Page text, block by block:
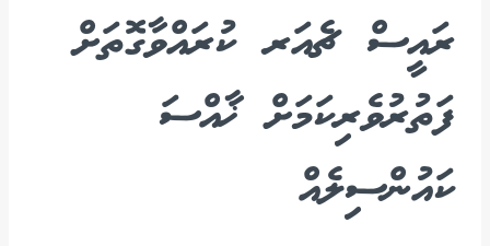
ރައީސް ޗެއަރ ކުރައްވާގޮތަށް
ފަތުރުވެރިކަމަށް ޚާއްސަ
ކައުންސިލެއް